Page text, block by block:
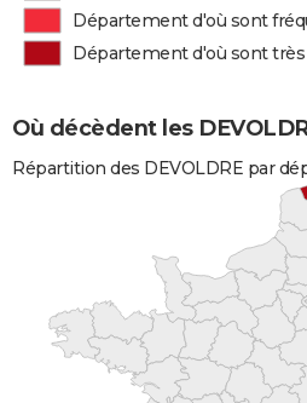
Département d'où sont
Département d'où sont
Où décèdent les
Répartition des DEVOLDRE par